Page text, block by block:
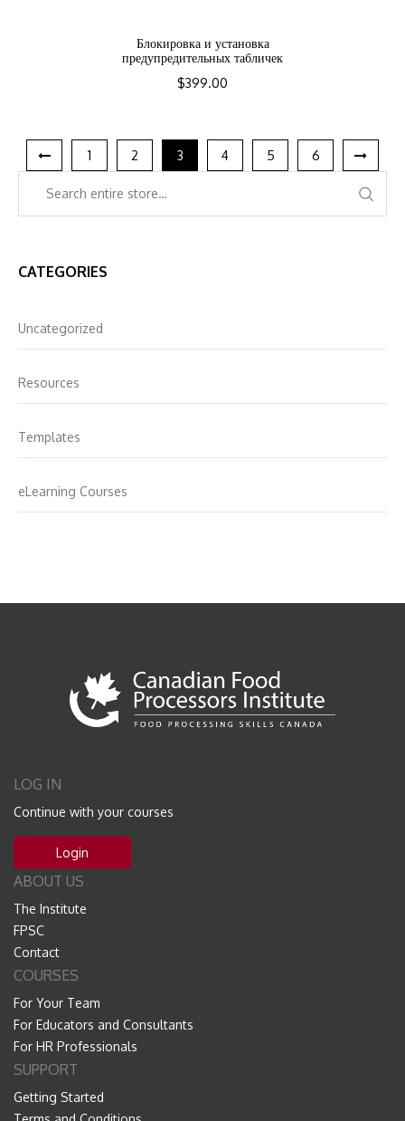
Блокировка и установка
предупредительных табличек
$399.00
1 2 3 4 5 6
CATEGORIES
Uncategorized
Resources
Templates
eLearning Courses
LOG IN
Continue with your courses
Login
ABOUT US
The Institute
FPSC
Contact
COURSES
For Your Team
For Educators and Consultants
For HR Professionals
SUPPORT
Getting Started